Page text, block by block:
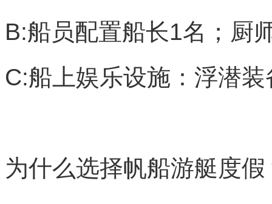
B:船员配置船长1名；厨
C:船上娱乐设施：浮潜
为什么选择帆船游艇度假